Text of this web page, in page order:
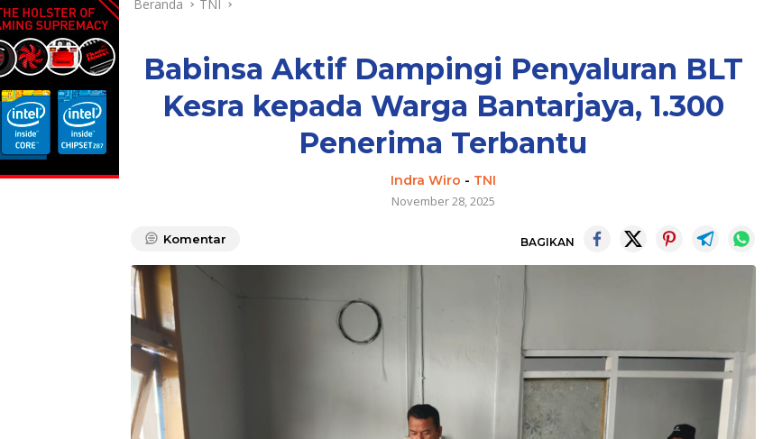
Beranda TNI
Babinsa Aktif Dampingi Penyaluran BLT
Kesra kepada Warga Bantarjaya, 1.300
Penerima Terbantu
Indra Wiro - TNI
November 28, 2025
Komentar BAGIKAN